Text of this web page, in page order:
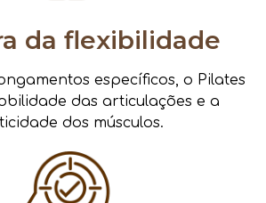
da flexibilidade
específicos, o Pilates
das articulações e a
dos músculos.